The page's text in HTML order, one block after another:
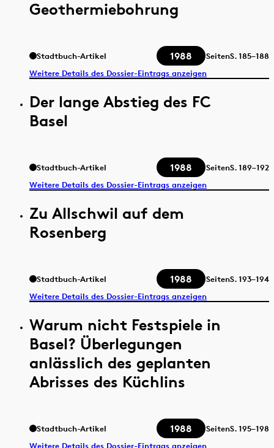
Geothermiebohrung
Stadtbuch-Artikel 1988 SeitenS.185–188
Weitere Details des Dossier-Eintrags anzeigen
Der lange Abstieg des FC
Basel
Stadtbuch-Artikel 1988 SeitenS.189–192
Weitere Details des Dossier-Eintrags anzeigen
Zu Allschwil auf dem
Rosenberg
Stadtbuch-Artikel 1988 SeitenS.193–194
Weitere Details des Dossier-Eintrags anzeigen
Warum nicht Festspiele in
Basel? Überlegungen
anlässlich des geplanten
Abrisses des Küchlins
Stadtbuch-Artikel 1988 SeitenS.195–198
Weitere Details des Dossier-Eintrags anzeigen